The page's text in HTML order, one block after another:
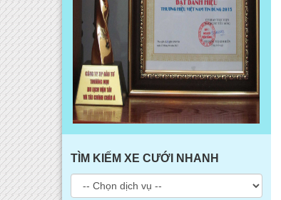
TÌM KIẾM XE CƯỚI NHANH